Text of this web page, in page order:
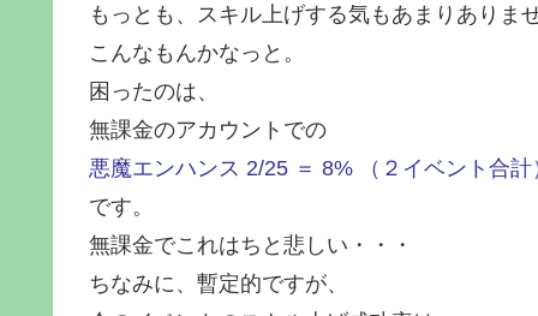
もっとも、スキル上げする気もあまりありませ
こんなもんかなっと。
困ったのは、
無課金のアカウントでの
悪魔エンハンス 2/25 ＝ 8% （２イベント合計
です。
無課金でこれはちと悲しい・・・
ちなみに、暫定的ですが、